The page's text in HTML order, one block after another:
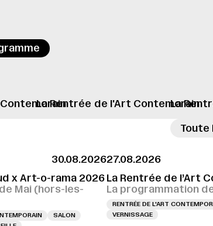
La Rentrée de l'Art Contemorain
La
Toute
À 16H VERNISSAGE LE 28.08.2026 À 16H VERNISSAGE
30.08.2026
x Art-o-rama 2026
Mai (hors-les-
SALON
27.08.2026
La Rentrée de l’Art
La programmation
RENTRÉE DE L'ART
VERNISSAGE